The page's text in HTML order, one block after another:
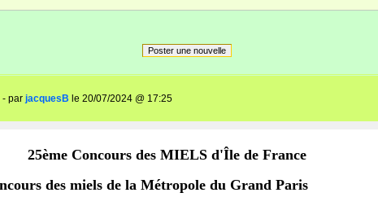
Poster une nouvelle
- par jacquesB le 20/07/2024 @ 17:25
25ème Concours des MIELS d'Île de France
des miels de la Métropole du Grand Paris